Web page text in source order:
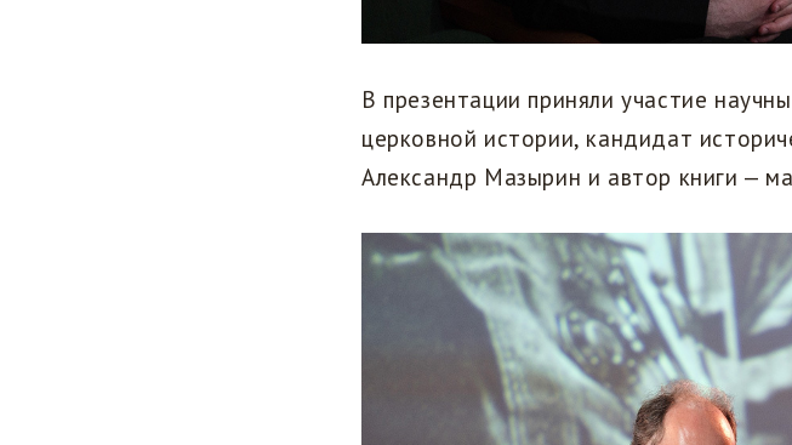
В презентации приняли участие
церковной истории, кандидат
Александр Мазырин и автор книги —